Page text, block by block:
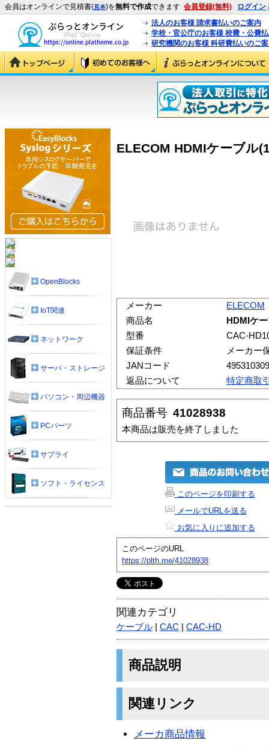
会員はオンラインで見積書(見本)を無料で作成できます 会員登録(無料) ログイン
法人のお客様 請求書払いのご案内
学校・官公庁のお客様 校費・公費
研究機関のお客様 科研費払いのご
ELECOM HDMIケーブル
メーカー
ELECOM
商品名
HDMIケ
型番
CAC-
保証条件
メーカー
JANコード
返品について
特定商取
商品番号 41028938
本商品は販売を終了しました
このページを印刷する
メールでURLを送る
お気に入りに追加する
このページのURL
https://plth.me/41028938
関連カテゴリ
ケーブル CAC CAC-HD
商品説明
関連リンク
メーカ商品情報
OpenBlocks
IoT関連
ネットワーク
サーバ・ストレージ
パソコン・周辺機器
PCパーツ
サプライ
ソフト・ライセンス